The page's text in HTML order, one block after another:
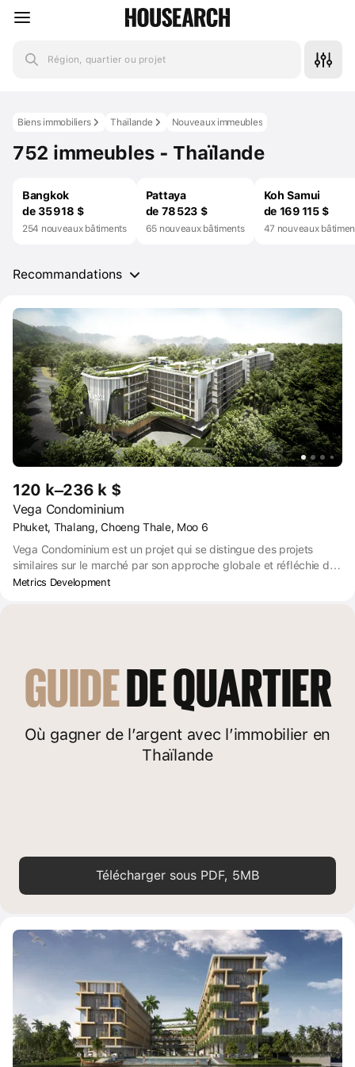
Région, quartier ou projet
Nouveaux immeubles
Thaïlande
Biens immobiliers
752 immeubles - Thaïlande
Bangkok
de 35 918 $
254 nouveaux bâtiments
Pattaya
de 78 523 $
65 nouveaux bâtiments
Koh Samui
de 169 115 $
47 nouveaux
Recommandations
120 k–236 k $
Vega Condominium
Phuket, Thalang, Choeng Thale, Moo 6
Vega Condominium est un projet qui se distingue des projets
similaires sur le marché par son approche globale et réfléchie de
la planification de la vie de ses futurs propriétaires. Le complexe
Metrics Development
GUIDE DE QUARTIER
Où gagner de l’argent avec l’immobilier en
Thaïlande
Télécharger sous PDF, 5MB